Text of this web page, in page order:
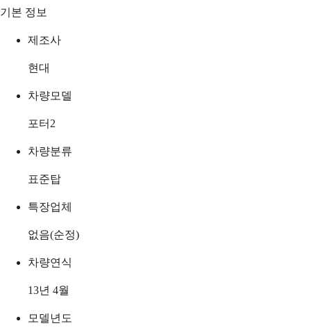
기본 정보
제조사
현대
차량모델
포터2
차량분류
표준탑
특장업체
없음(순정)
차량연식
13년 4월
모델년도